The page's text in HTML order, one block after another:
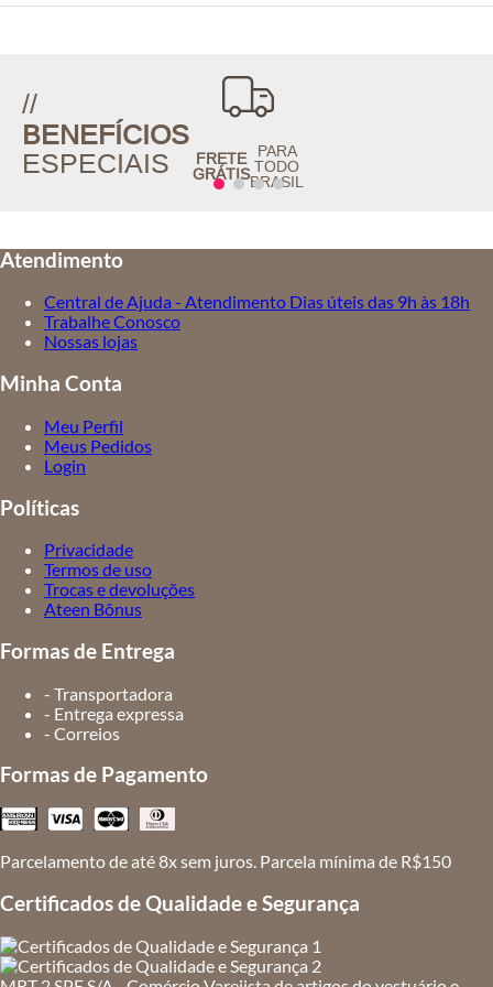
//
BENEFÍCIOS
ESPECIAIS
FRETE
GRÁTIS
PARA
TODO
BRASIL
Atendimento
Central de Ajuda - Atendimento Dias úteis das 9h às 18h
Trabalhe Conosco
Nossas lojas
Minha Conta
Meu Perfil
Meus Pedidos
Login
Políticas
Privacidade
Termos de uso
Trocas e devoluções
Ateen Bônus
Formas de Entrega
- Transportadora
- Entrega expressa
- Correios
Formas de Pagamento
Parcelamento de até 8x sem juros. Parcela mínima de R$150
Certificados de Qualidade e Segurança